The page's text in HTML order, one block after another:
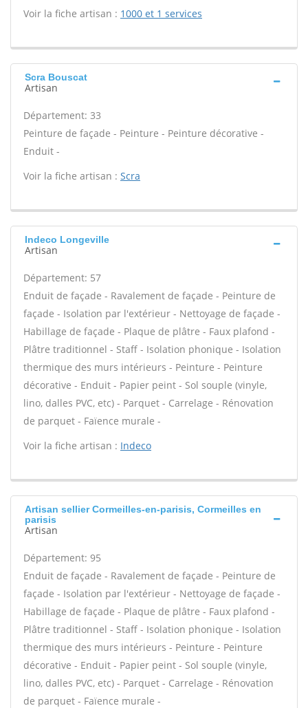
Voir la fiche artisan : 1000 et 1 services
Scra Bouscat
Artisan
Département: 33
Peinture de façade - Peinture - Peinture décorative -
Enduit -
Voir la fiche artisan : Scra
Indeco Longeville
Artisan
Département: 57
Enduit de façade - Ravalement de façade - Peinture de
façade - Isolation par l'extérieur - Nettoyage de façade -
Habillage de façade - Plaque de plâtre - Faux plafond -
Plâtre traditionnel - Staff - Isolation phonique - Isolation
thermique des murs intérieurs - Peinture - Peinture
décorative - Enduit - Papier peint - Sol souple (vinyle,
lino, dalles PVC, etc) - Parquet - Carrelage - Rénovation
de parquet - Faïence murale -
Voir la fiche artisan : Indeco
Artisan sellier Cormeilles-en-parisis, Cormeilles en
parisis
Artisan
Département: 95
Enduit de façade - Ravalement de façade - Peinture de
façade - Isolation par l'extérieur - Nettoyage de façade -
Habillage de façade - Plaque de plâtre - Faux plafond -
Plâtre traditionnel - Staff - Isolation phonique - Isolation
thermique des murs intérieurs - Peinture - Peinture
décorative - Enduit - Papier peint - Sol souple (vinyle,
lino, dalles PVC, etc) - Parquet - Carrelage - Rénovation
de parquet - Faïence murale -